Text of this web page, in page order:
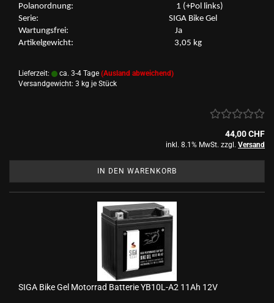
Po­l­an­ord­nung: 1 (+Pol links)
Serie: SIGA Bike Gel
War­tungs­frei: Ja
Ar­ti­kel­ge­wicht: 3,05 kg
Lieferzeit: ca. 3-4 Tage (Ausland abweichend)
Versandgewicht: 3 kg je Stück
44,00 CHF
inkl. 8.1% MwSt. zzgl. Versand
IN DEN WARENKORB
SIGA Bike Gel Mo­tor­rad Bat­te­rie YB10L-​​A2 11Ah 12V